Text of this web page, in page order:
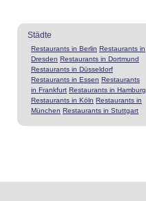
Städte
Restaurants in Berlin Restaurants in
Dresden Restaurants in Dortmund
Restaurants in Düsseldorf
Restaurants in Essen Restaurants
in Frankfurt Restaurants in Hamburg
Restaurants in Köln Restaurants in
München Restaurants in Stuttgart